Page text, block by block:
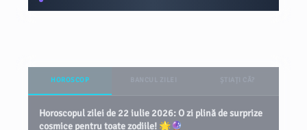
HOROSCOP
Horoscopul zilei de 22 iulie 2026: O zi plină de surprize
cosmice pentru toate zodiile! 🌟🔮